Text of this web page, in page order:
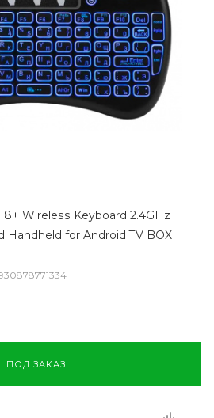
Wireless Keyboard 2.4GHz
Handheld for Android TV BOX
ПОД ЗАКАЗ